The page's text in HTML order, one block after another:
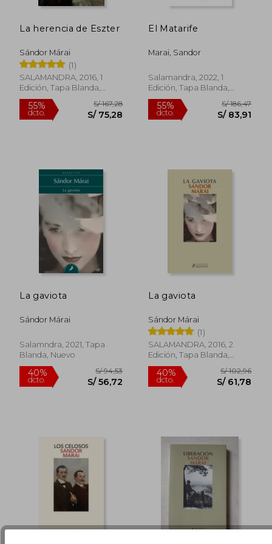
dcto. S/ 92,69 dcto.
40% 55%
La herencia de Eszter
Sándor Márai
(1)
SALAMANDRA, 2016, 1
Edición, Tapa Blanda,
Nuevo
El Matarife
Marai, Sandor
Salamandra, 2022, 1
Edición, Tapa Blanda,
Nuevo
La gaviota
Sándor Márai
Salamndra, 2021, Tapa
Blanda, Nuevo
La gaviota
Sándor Márai
(1)
SALAMANDRA, 2016, 2
Edición, Tapa Blanda,
Usado